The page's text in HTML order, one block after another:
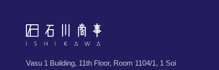
Vasu 1 Building, 11th Floor, Room 1104/1, 1 Soi